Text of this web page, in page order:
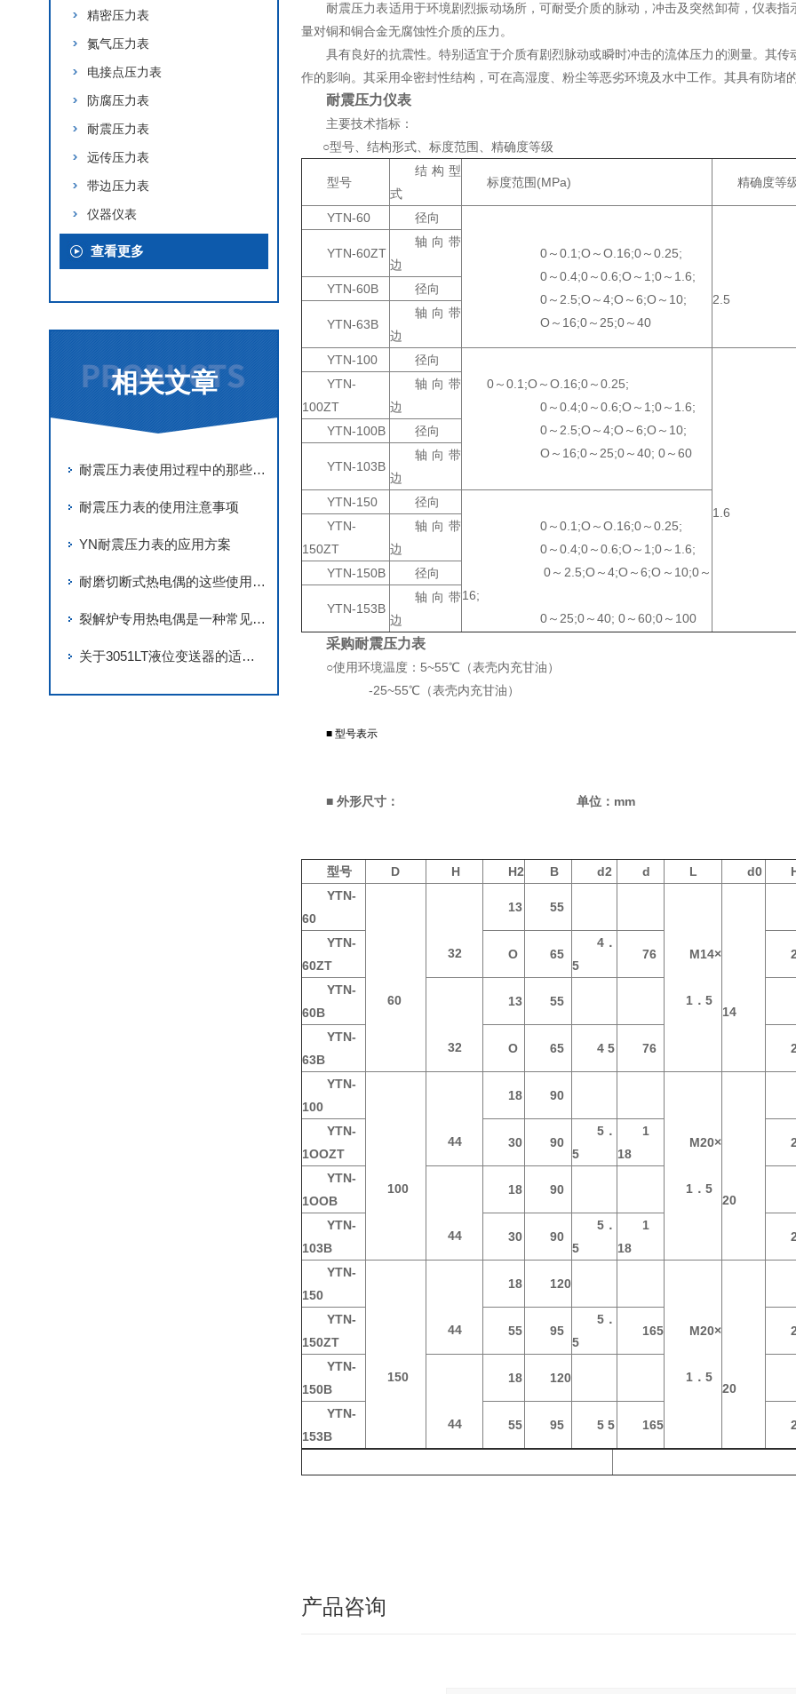
精密压力表
氮气压力表
电接点压力表
防腐压力表
耐震压力表
远传压力表
带边压力表
仪器仪表
查看更多
相关文章
耐震压力表使用过程中的那些故障原因
耐震压力表的使用注意事项
YN耐震压力表的应用方案
耐磨切断式热电偶的这些使用误区你都知道吗？
裂解炉专用热电偶是一种常见的温度测量设备
关于3051LT液位变送器的适用场合
耐震压力表适用于环境剧烈振动场所，可耐受介质的脉动，冲击及突然卸荷，仪表
量对铜和铜合金无腐蚀性介质的压力。
具有良好的抗震性。特别适宜于介质有剧烈脉动或瞬时冲击的流体压力的测量。其
作的影响。其采用伞密封性结构，可在高湿度、粉尘等恶劣环境及水中工作。其具有防
耐震压力仪表
主要技术指标：
○型号、结构形式、标度范围、精确度等级
型号
结构型
式
标度范围(MPa) 精确度等
YTN-60 径向
0～0.1;O～O.16;0～0.25;
0～0.4;0～0.6;O～1;0～1.6;
0～2.5;O～4;O～6;O～10;
O～16;0～25;0～40
2.5
YTN-60ZT
轴向带
边
YTN-60B
径向
YTN-63B
轴向带
边
YTN-100
径向
0～0.1;O～O.16;0～0.25;
0～0.4;0～0.6;O～1;0～1.6;
0～2.5;O～4;O～6;O～10;
O～16;0～25;0～40; 0～60
1.6
YTN-
100ZT
轴向带
边
YTN-100B
径向
YTN-103B
轴向带
边
YTN-150
径向
0～0.1;O～O.16;0～0.25;
0～0.4;0～0.6;O～1;0～1.6;
0～2.5;O～4;O～6;O～10;0～
16;
0～25;0～40; 0～60;0～100
YTN-
150ZT
轴向带
边
YTN-150B
径向
YTN-153B
轴向带
边
采购耐震压力表
○使用环境温度：5~55℃（表壳内充甘油）
-25~55℃（表壳内充甘油）
■ 型号表示
■ 外形尺寸： 单位：mm
型号 D H H2 B d2 d L d0
YTN-
60
60
32
13 55
M14×
1．5
14
YTN-
60ZT
O 65
4．
5
76
YTN-
60B
32
13 55
YTN-
63B
O 65 4 5 76
YTN-
100
100
44
18 90
M20×
1．5
20
YTN-
1OOZT
30 90
5．
5
1
18
YTN-
1OOB
44
18 90
YTN-
103B
30 90
5．
5
1
18
YTN-
150
150
44
18 120
M20×
1．5
20
YTN-
150ZT
55 95
5．
5
165
YTN-
150B
44
18 120
YTN-
153B
55 95 5 5 165
产品咨询